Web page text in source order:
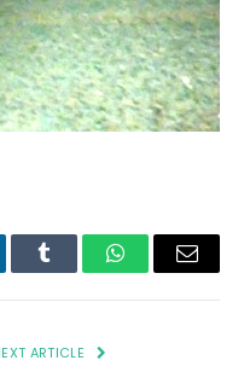
Tumblr WhatsAppEmail
ARTICLE